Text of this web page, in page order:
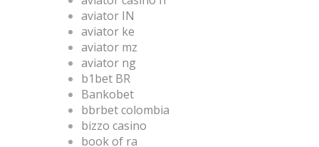
aviator IN
aviator ke
aviator mz
aviator ng
b1bet BR
Bankobet
bbrbet colombia
bizzo casino
book of ra